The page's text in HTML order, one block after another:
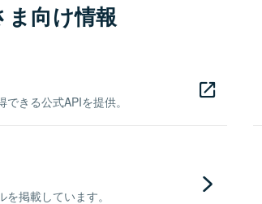
ま向け情報
きる公式APIを提供。
掲載しています。